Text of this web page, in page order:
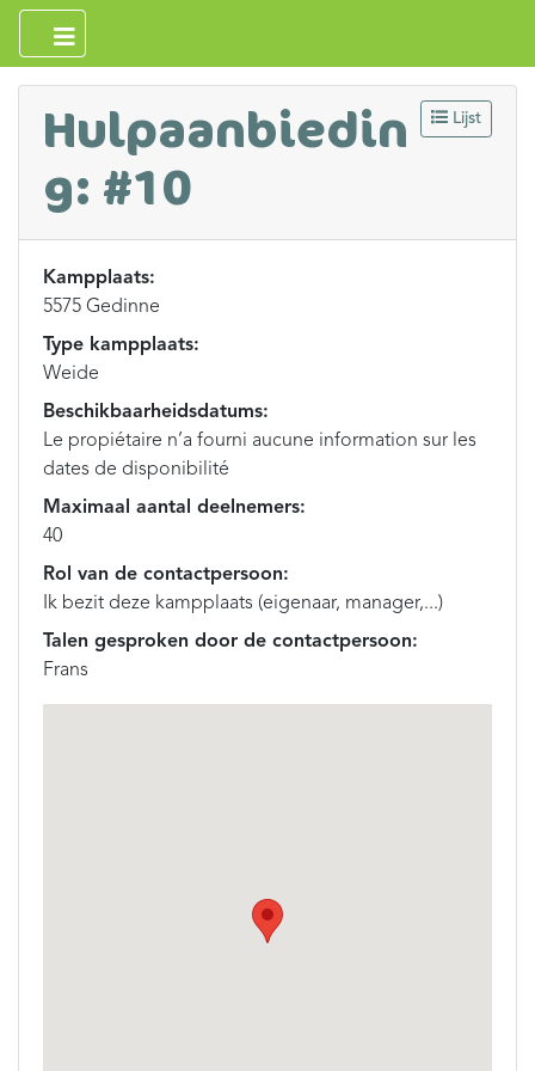
Lijst
Hulpaanbiedin
g: #10
Kampplaats:
5575 Gedinne
Type kampplaats:
Weide
Beschikbaarheidsdatums:
Le propiétaire n’a fourni aucune information sur les
dates de disponibilité
Maximaal aantal deelnemers:
40
Rol van de contactpersoon:
Ik bezit deze kampplaats (eigenaar, manager,...)
Talen gesproken door de contactpersoon:
Frans